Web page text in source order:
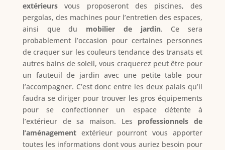
extérieursvous proposeront des piscines, des
pergolas, des machines pour l’entretien des espaces,
ainsi que du mobilier de jardin. Ce sera
probablement l’occasion pour certaines personnes
de craquer sur les couleurs tendance des transats et
autres bains de soleil, vous craquerez peut être pour
un fauteuil de jardin avec une petite table pour
l’accompagner. C’est donc entre les deux palais qu’il
faudra se diriger pour trouver les gros équipements
pour se confectionner un espace détente à
l’extérieur de sa maison. Les professionnels de
l’aménagementextérieur pourront vous apporter
toutes les informations dont vous auriez besoin pour